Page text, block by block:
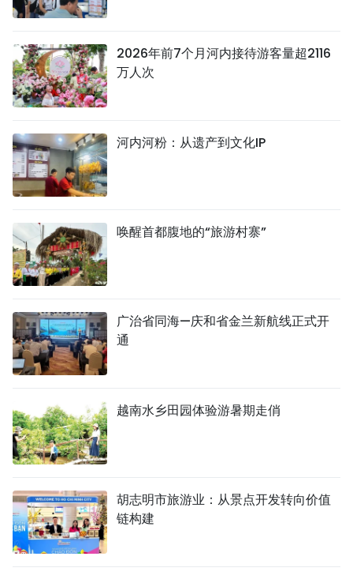
2026年前7个月河内接待游客量超2116
万人次
河内河粉：从遗产到文化IP
唤醒首都腹地的“旅游村寨”
广治省同海—庆和省金兰新航线正式开
通
越南水乡田园体验游暑期走俏
胡志明市旅游业：从景点开发转向价值
链构建